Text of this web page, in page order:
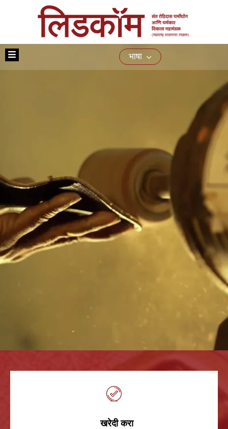
मुख्यपृष्ठ
आमच्या
निविदा
संपर्क
खरेदी
करा
भाषा
खरेदी करा